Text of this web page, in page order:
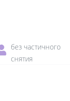
без частичного
снятия